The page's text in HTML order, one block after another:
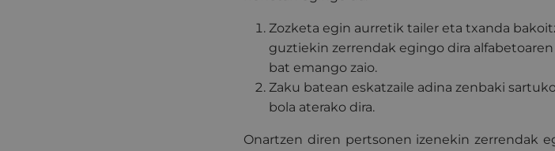
Zozketa egin aurretik tailer eta txanda
guztiekin zerrendak egingo dira
bat emango zaio.
Zaku batean eskatzaile adina zenbaki
bola aterako dira.
Onartzen diren pertsonen izenekin zerrendak